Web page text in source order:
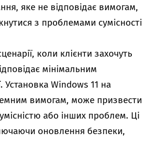
яке не відповідає вимогам,
з проблемами сумісності
коли клієнти захочуть
мінімальним
Установка Windows 11 на
вимогам, може призвести
або інших проблем. Ці
оновлення безпеки,